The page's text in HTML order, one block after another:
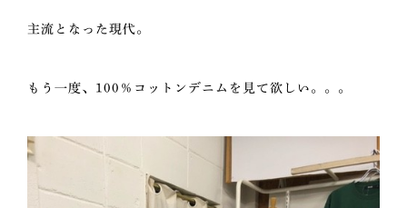
主流となった現代。
もう一度、100％コットンデニムを見て欲しい。。。